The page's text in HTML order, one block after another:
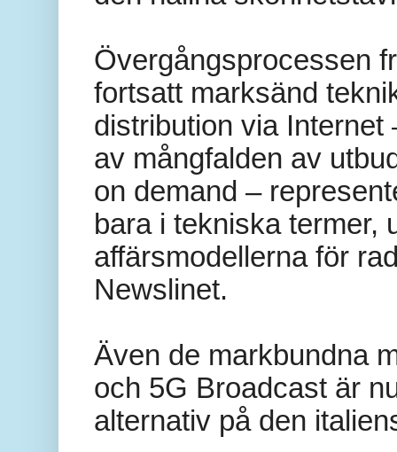
Övergångsprocessen
fortsatt marksänd
distribution via
av mångfalden av
on demand –
bara i tekniska termer,
affärsmodellerna för
Newslinet.
Även de markbundna
och 5G Broadcast är
alternativ på den